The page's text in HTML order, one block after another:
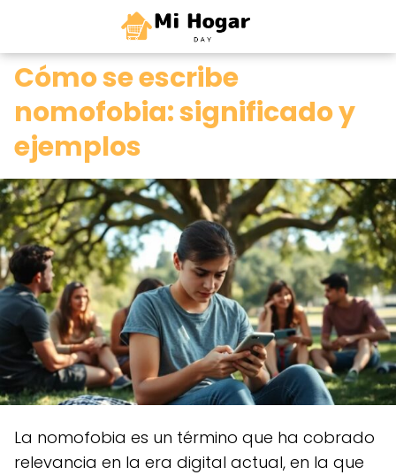
0
Cómo se escribe
nomofobia: significado y
ejemplos
La nomofobia es un término que ha cobrado
relevancia en la era digital actual, en la que